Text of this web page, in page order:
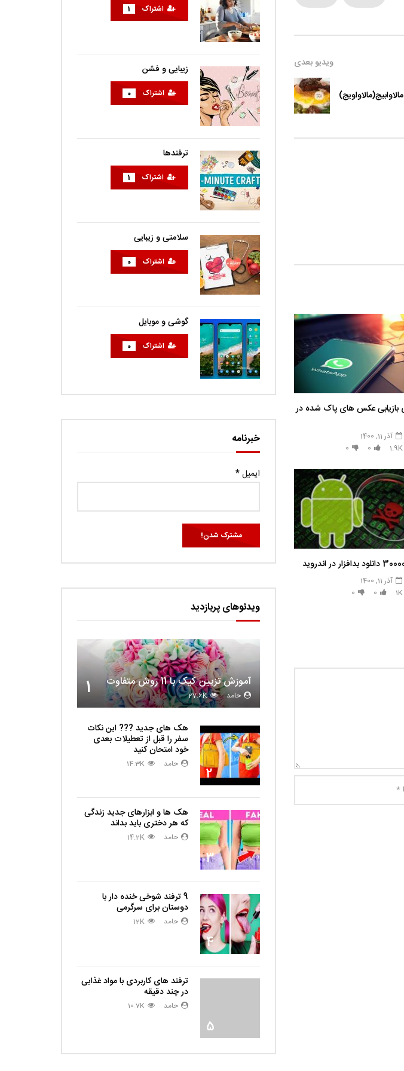
ویدیو بعدی
بازیابی عکس های پاک شده در
آذر 11, 1400
1.9K
0
0
آذر 11, 1400
1K
0
0
اشتراک 1
زیبایی و فشن
اشتراک 0
ترفندها
اشتراک 1
سلامتی و زیبایی
اشتراک 0
گوشی و موبایل
اشتراک 0
خبرنامه
ایمیل*
ویدئوهای پربازدید
1 آموزش تزیین کیک با 11 روش متفاوت
حامد 27.6K
2
هک های جدید ??️? این نکات
سفر را قبل از تعطیلات بعدی
خود امتحان کنید
حامد 14.3K
3
هک ها و ابزارهای جدید زندگی
که هر دختری باید بداند
حامد 14.2K
4
9 ترفند شوخی خنده دار با
دوستان برای سرگرمی
حامد 12K
5
ترفند های کاربردی با مواد غذایی
در چند دقیقه
حامد 10.7K